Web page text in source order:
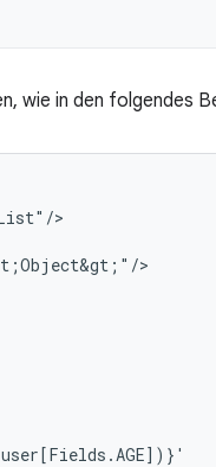
wie in den folgendes
>